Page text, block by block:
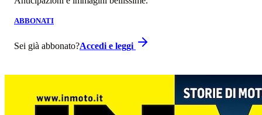
ABBONATI
Sei già abbonato?Accedi e leggi